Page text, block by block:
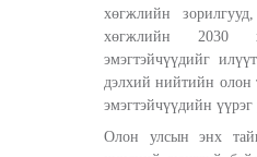
хөгжлийн
хөгжлийн 2030
эмэгтэйчүүдийг
дэлхий нийтийн олон
эмэгтэйчүүдийн үүрэг
Олон улсын энх